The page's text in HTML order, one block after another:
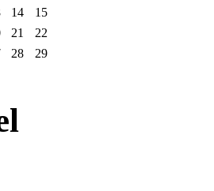
14
15
21
22
28
29